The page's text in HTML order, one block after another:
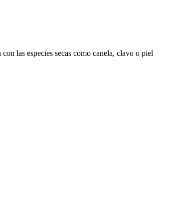
las especies secas como canela, clavo o piel